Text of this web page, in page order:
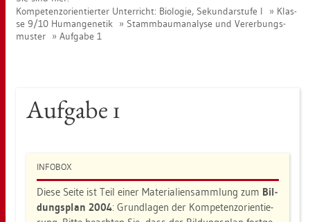
Kom­pe­tenz­ori­en­tier­ter Un­ter­richt: Bio­lo­gie, Se­kun­dar­stu­fe I
Klas­
se 9/10 Hu­man­ge­ne­tik
Stamm­baum­ana­ly­se und Ver­er­bungs­
mus­ter
Auf­ga­be 1
Auf­ga­be 1
IN­FO­BOX
Diese Seite ist Teil einer Ma­te­ria­li­en­samm­lung zum Bil­
dungs­plan 2004: Grund­la­gen der Kom­pe­tenz­ori­en­tie­